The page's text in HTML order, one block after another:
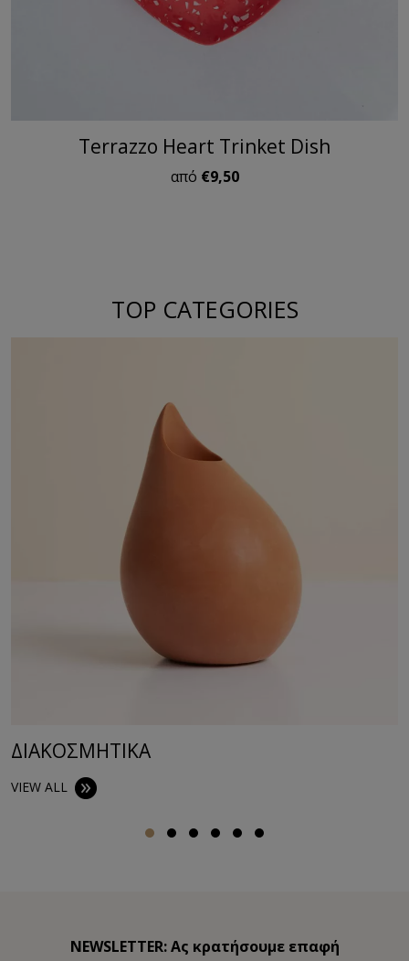
Terrazzo Heart Trinket Dish
από €9,50
TOP CATEGORIES
ΔΙΑΚΟΣΜΗΤΙΚA
VIEW ALL
NEWSLETTER: Ας κρατήσουμε επαφή